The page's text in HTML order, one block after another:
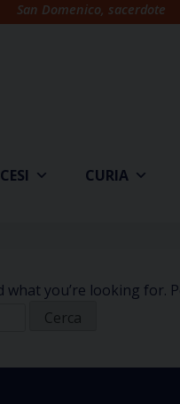
San Domenico, sacerdote
CURIA
what you’re looking for.